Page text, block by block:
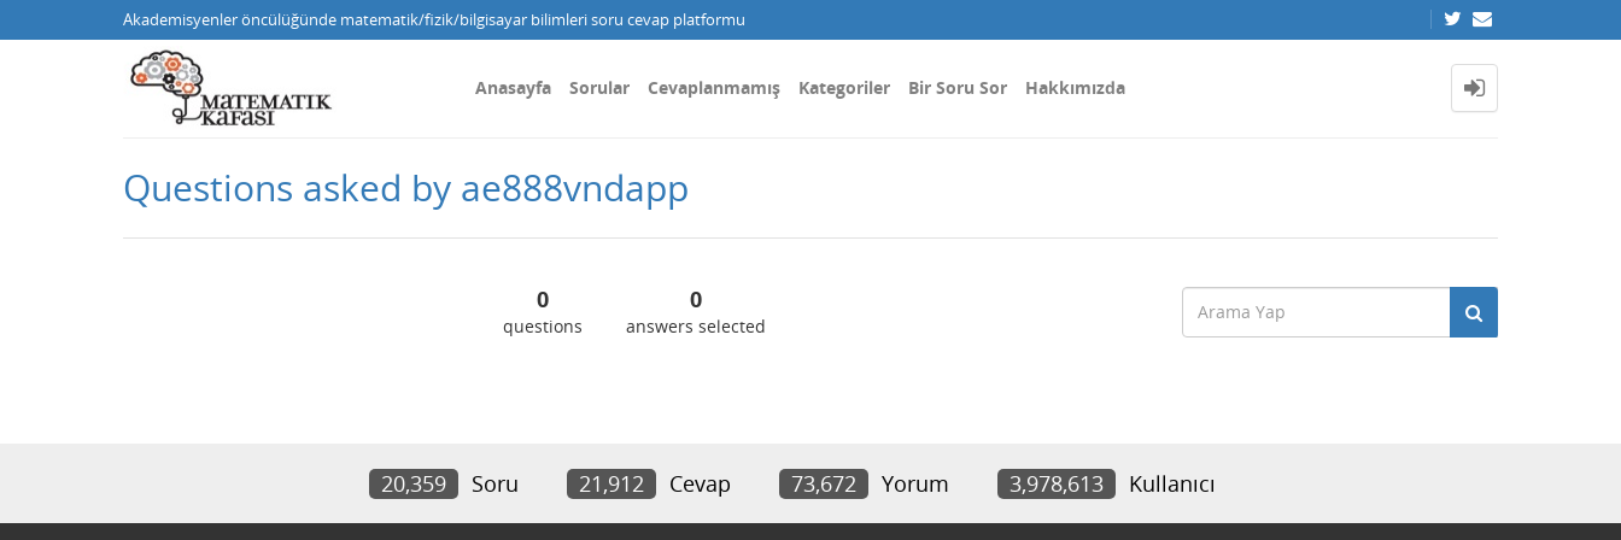
Akademisyenler öncülüğünde matematik/fizik/bilgisayar bilimleri soru cevap platformu
Anasayfa Sorular Cevaplanmamış Kategoriler Bir Soru Sor Hakkımızda
Questions asked by ae888vndapp
0
questions
0
answers selected
20,359 Soru 21,912 Cevap 73,672 Yorum 3,978,613 Kullanıcı